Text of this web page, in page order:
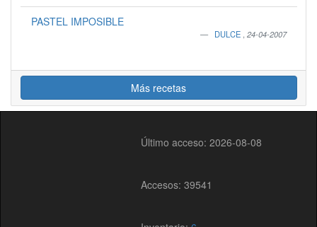
PASTEL IMPOSIBLE
DULCE 24-04-2007
Más recetas
Último acceso: 2026-08-08
Accesos: 39541